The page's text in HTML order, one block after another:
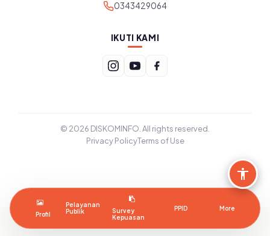
Profil
Pelayanan
Publik
Survey
Kepuasan
PPID More
0343429064
IKUTI KAMI
© 2026 DISKOMINFO. All rights reserved.
Privacy PolicyTerms of Use